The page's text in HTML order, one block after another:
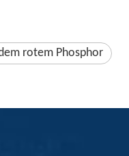
rotem Phosphor